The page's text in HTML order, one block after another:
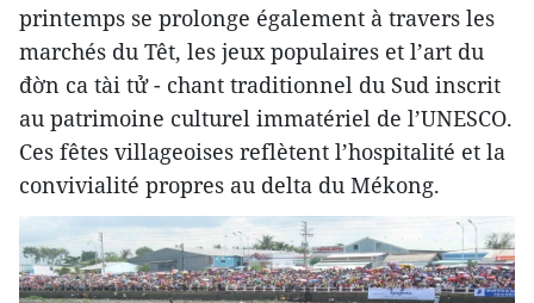
printemps se prolonge également à travers les
marchés du Têt, les jeux populaires et l’art du
đờn ca tài tử - chant traditionnel du Sud inscrit
au patrimoine culturel immatériel de l’UNESCO.
Ces fêtes villageoises reflètent l’hospitalité et la
convivialité propres au delta du Mékong.